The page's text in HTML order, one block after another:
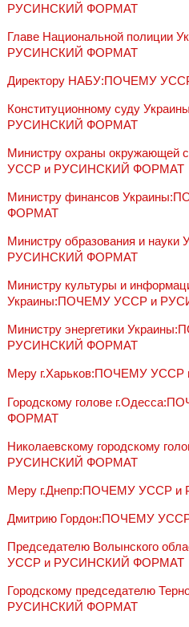
РУСИНСКИЙ ФОРМАТ
Главе Национальной
РУСИНСКИЙ ФОРМАТ
Директору НАБУ:ПОЧЕМУ
Конституционному суду
РУСИНСКИЙ ФОРМАТ
Министру охраны
УССР и РУСИНСКИЙ ФОРМАТ
Министру финансов
ФОРМАТ
Министру образования и
РУСИНСКИЙ ФОРМАТ
Министру культуры и
Украины:ПОЧЕМУ УССР и
Министру энергетики
РУСИНСКИЙ ФОРМАТ
Меру г.Харьков:ПОЧЕМУ
Городскому голове
ФОРМАТ
Николаевскому городскому
РУСИНСКИЙ ФОРМАТ
Меру г.Днепр:ПОЧЕМУ УССР
Дмитрию Гордон:ПОЧЕМУ
Председателю Волынского
УССР и РУСИНСКИЙ ФОРМАТ
Городскому председателю
РУСИНСКИЙ ФОРМАТ